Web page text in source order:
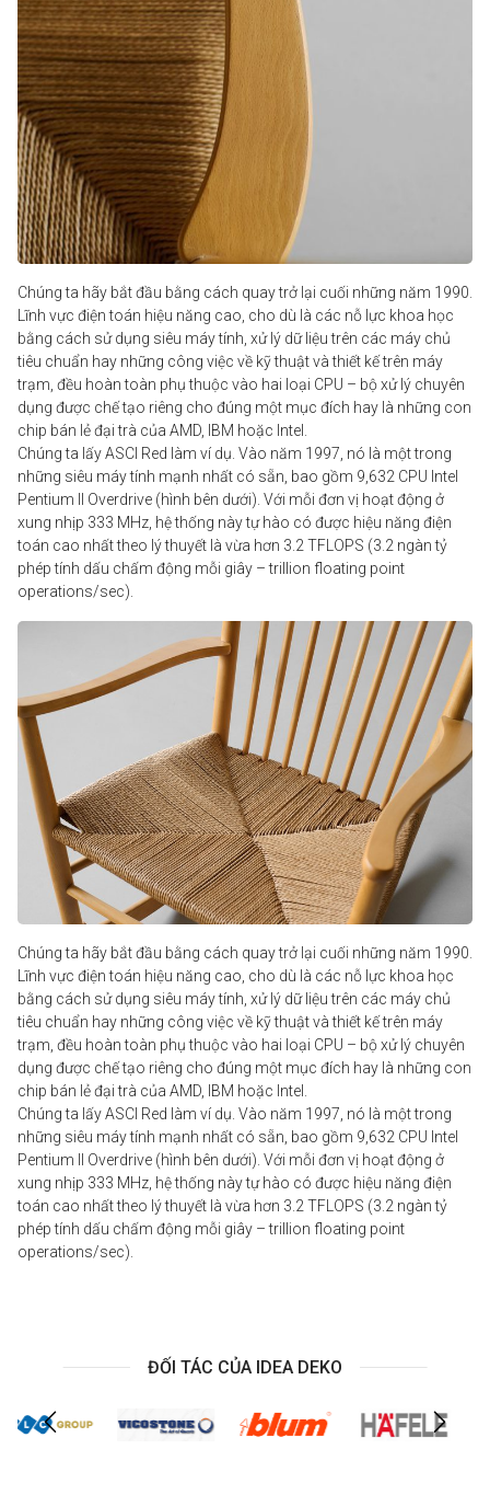
Chúng ta hãy bắt đầu bằng cách quay trở lại cuối những năm 1990.
Lĩnh vực điện toán hiệu năng cao, cho dù là các nỗ lực khoa học
bằng cách sử dụng siêu máy tính, xử lý dữ liệu trên các máy chủ
tiêu chuẩn hay những công việc về kỹ thuật và thiết kế trên máy
trạm, đều hoàn toàn phụ thuộc vào hai loại CPU – bộ xử lý chuyên
dụng được chế tạo riêng cho đúng một mục đích hay là những con
chip bán lẻ đại trà của AMD, IBM hoặc Intel
Chúng ta lấy ASCI Red làm ví dụ. Vào năm 1997, nó là một trong
những siêu máy tính mạnh nhất có sẵn, bao gồm 9,632 CPU Intel
Pentium II Overdrive (hình bên dưới). Với mỗi đơn vị hoạt động ở
xung nhịp 333 MHz, hệ thống này tự hào có được hiệu năng điện
toán cao nhất theo lý thuyết là vừa hơn 3.2 TFLOPS (3.2 ngàn tỷ
phép tính dấu chấm động mỗi giây – trillion floating point
operations/sec).
Chúng ta hãy bắt đầu bằng cách quay trở lại cuối những năm 1990.
Lĩnh vực điện toán hiệu năng cao, cho dù là các nỗ lực khoa học
bằng cách sử dụng siêu máy tính, xử lý dữ liệu trên các máy chủ
tiêu chuẩn hay những công việc về kỹ thuật và thiết kế trên máy
trạm, đều hoàn toàn phụ thuộc vào hai loại CPU – bộ xử lý chuyên
dụng được chế tạo riêng cho đúng một mục đích hay là những con
chip bán lẻ đại trà của AMD, IBM hoặc Intel .
Chúng ta lấy ASCI Red làm ví dụ. Vào năm 1997, nó là một trong
những siêu máy tính mạnh nhất có sẵn, bao gồm 9,632 CPU Intel
Pentium II Overdrive (hình bên dưới). Với mỗi đơn vị hoạt động ở
xung nhịp 333 MHz, hệ thống này tự hào có được hiệu năng điện
toán cao nhất theo lý thuyết là vừa hơn 3.2 TFLOPS (3.2 ngàn tỷ
phép tính dấu chấm động mỗi giây – trillion floating point
operations/sec).
ĐỐI TÁC CỦA IDEA DEKO